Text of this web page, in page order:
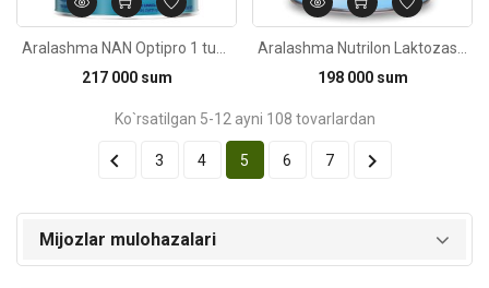
217 000 sum
198 000 sum
Ko`rsatilgan 5-12 ayni 108 tovarlardan
 3 4 5 6 7 
Mijozlar mulohazalari